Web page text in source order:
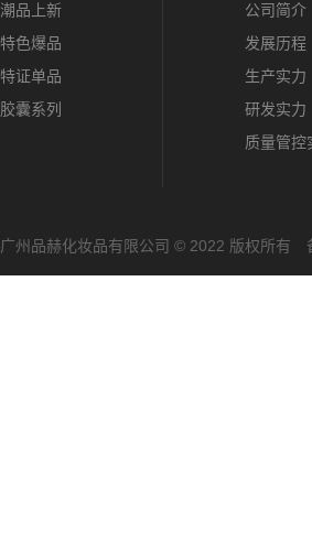
潮品上新
特色爆品
特证单品
胶囊系列
公司简介
发展历程
生产实力
研发实力
质量管控
广州品赫化妆品有限公司 © 2022 版权所有